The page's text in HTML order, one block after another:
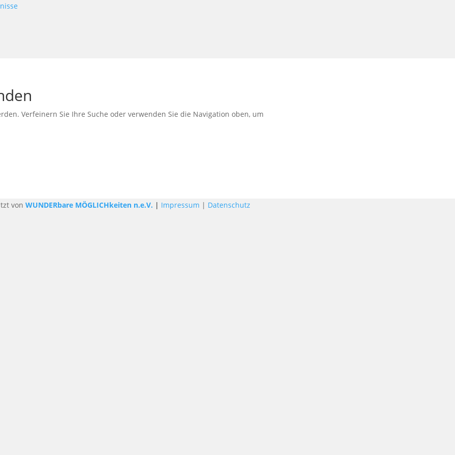
Verfeinern Sie Ihre Suche oder verwenden Sie die Navigation oben, um
von WUNDERbare MÖGLICHkeiten n.e.V. | Impressum | Datenschutz